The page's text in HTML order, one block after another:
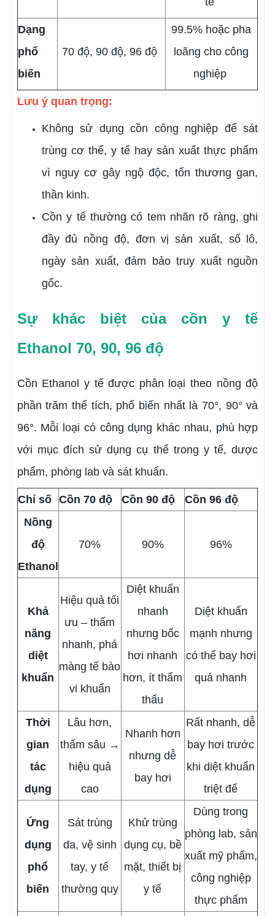
Dạng
phổ
biến
70 độ, 90 độ, 96 độ
99.5% hoặc pha
loãng cho công
nghiệp
Lưu ý quan trọng:
Không sử dụng cồn công nghiệp để sát
trùng cơ thể, y tế hay sản xuất thực phẩm
vì nguy cơ gây ngộ độc, tổn thương gan,
thần kinh.
Cồn y tế thường có tem nhãn rõ ràng, ghi
đầy đủ nồng độ, đơn vị sản xuất, số lô,
ngày sản xuất, đảm bảo truy xuất nguồn
gốc.
Sự khác biệt của cồn y tế
Ethanol 70, 90, 96 độ
Cồn Ethanol y tế được phân loại theo nồng độ
phần trăm thể tích, phổ biến nhất là 70°, 90° và
96°. Mỗi loại có công dụng khác nhau, phù hợp
với mục đích sử dụng cụ thể trong y tế, dược
phẩm, phòng lab và sát khuẩn.
Chỉ số Cồn 70 độ Cồn 90 độ
Cồn 96 độ
Nồng
độ
Ethanol
70% 90% 96%
Khả
năng
diệt
khuẩn
Hiệu quả tối
ưu – thấm
nhanh, phá
màng tế bào
vi khuẩn
Diệt khuẩn
nhanh
nhưng bốc
hơi nhanh
hơn, ít thẩm
thấu
Diệt khuẩn
mạnh nhưng
có thể bay hơi
quá nhanh
Thời
gian
tác
dụng
Lâu hơn,
thấm sâu →
hiệu quả
cao
Nhanh hơn
nhưng dễ
bay hơi
Rất nhanh, dễ
bay hơi trước
khi diệt khuẩn
triệt để
Ứng
dụng
phổ
biến
Sát trùng
da, vệ sinh
tay, y tế
thường quy
Khử trùng
dụng cụ, bề
mặt, thiết bị
y tế
Dùng trong
phòng lab, sản
xuất mỹ phẩm,
công nghiệp
thực phẩm